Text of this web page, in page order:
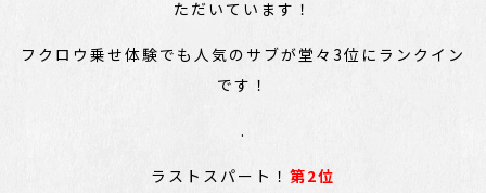
ただいています！
フクロウ乗せ体験でも人気のサブが堂々3位にランクイン
です！
.
ラストスパート！ 第2位